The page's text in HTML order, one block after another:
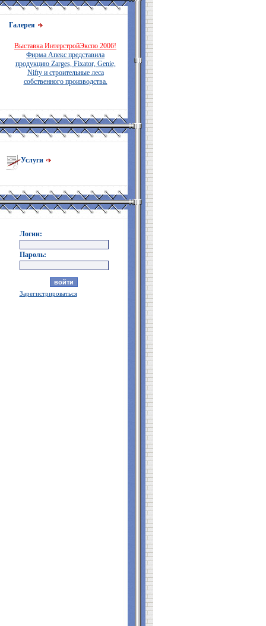
Галерея
Выставка ИнтерстройЭкспо 2006!
Фирма Апекс представила
продукцию Zarges, Fixator, Genie,
Nifty и строительные леса
собственного производства.
Услуги
Логин:
Пароль:
Зарегистрироваться